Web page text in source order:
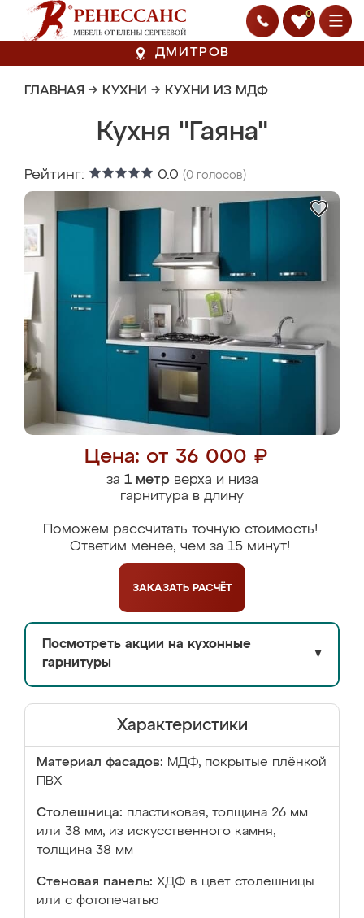
0
ДМИТРОВ
ГЛАВНАЯ → КУХНИ → КУХНИ ИЗ МДФ
Кухня "Гаяна"
Рейтинг: 0.0 (0 голосов)
Цена: от 36 000 ₽
за 1 метрверха и низа
гарнитура в длину
Поможем рассчитать точную стоимость!
Ответим менее, чем за 15 минут!
ЗАКАЗАТЬ РАСЧЁТ
Посмотреть акции на кухонные
гарнитуры
▼
Характеристики
Материал фасадов: МДФ, покрытые плёнкой
ПВХ
Столешница: пластиковая, толщина 26 мм
или 38 мм; из искусственного камня,
толщина 38 мм
Стеновая панель: ХДФ в цвет столешницы
или с фотопечатью